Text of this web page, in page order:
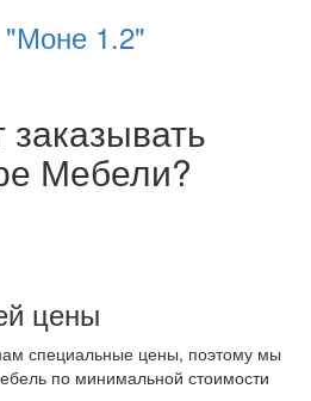
1.2"
Мебели?
цены
специальные цены, поэтому мы
по минимальной стоимости